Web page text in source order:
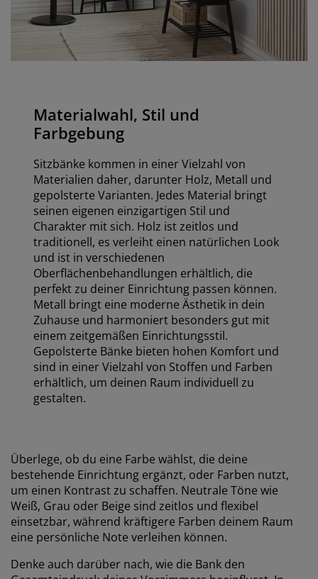
Materialwahl, Stil und
Farbgebung
Sitzbänke kommen in einer Vielzahl von
Materialien daher, darunter Holz, Metall und
gepolsterte Varianten. Jedes Material bringt
seinen eigenen einzigartigen Stil und
Charakter mit sich. Holz ist zeitlos und
traditionell, es verleiht einen natürlichen Look
und ist in verschiedenen
Oberflächenbehandlungen erhältlich, die
perfekt zu deiner Einrichtung passen können.
Metall bringt eine moderne Ästhetik in dein
Zuhause und harmoniert besonders gut mit
einem zeitgemäßen Einrichtungsstil.
Gepolsterte Bänke bieten hohen Komfort und
sind in einer Vielzahl von Stoffen und Farben
erhältlich, um deinen Raum individuell zu
gestalten.
Überlege, ob du eine Farbe wählst, die deine
bestehende Einrichtung ergänzt, oder Farben nutzt,
um einen Kontrast zu schaffen. Neutrale Töne wie
Weiß, Grau oder Beige sind zeitlos und flexibel
einsetzbar, während kräftigere Farben deinem Raum
eine persönliche Note verleihen können.
Denke auch darüber nach, wie die Bank den